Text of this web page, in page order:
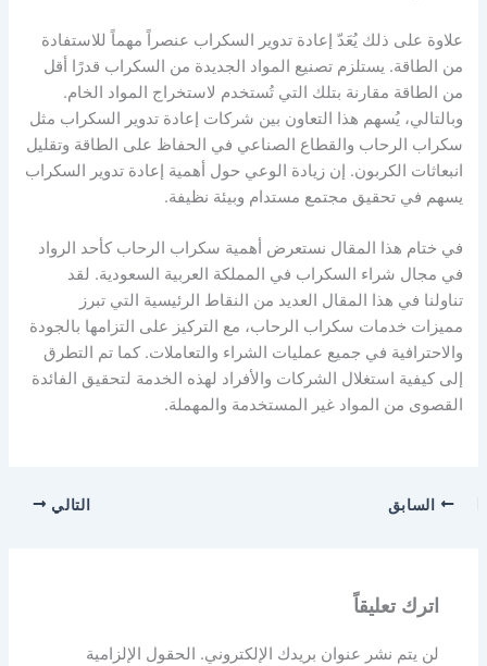
علاوة على ذلك يُعَدّ إعادة تدوير السكراب عنصراً مهماً للاستفادة
من الطاقة. يستلزم تصنيع المواد الجديدة من السكراب قدرًا أقل
من الطاقة مقارنة بتلك التي تُستخدم لاستخراج المواد الخام.
وبالتالي، يُسهم هذا التعاون بين شركات إعادة تدوير السكراب مثل
سكراب الرحاب والقطاع الصناعي في الحفاظ على الطاقة وتقليل
انبعاثات الكربون. إن زيادة الوعي حول أهمية إعادة تدوير السكراب
يسهم في تحقيق مجتمع مستدام وبيئة نظيفة.
في ختام هذا المقال نستعرض أهمية سكراب الرحاب كأحد الرواد
في مجال شراء السكراب في المملكة العربية السعودية. لقد
تناولنا في هذا المقال العديد من النقاط الرئيسية التي تبرز
مميزات خدمات سكراب الرحاب، مع التركيز على التزامها بالجودة
والاحترافية في جميع عمليات الشراء والتعاملات. كما تم التطرق
إلى كيفية استغلال الشركات والأفراد لهذه الخدمة لتحقيق الفائدة
القصوى من المواد غير المستخدمة والمهملة.
السابق التالي
اترك تعليقاً
لن يتم نشر عنوان بريدك الإلكتروني. الحقول الإلزامية